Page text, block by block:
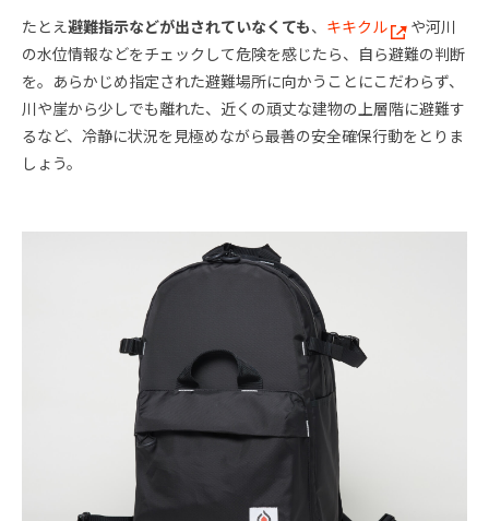
たとえ避難指示などが出されていなくても、 キキクル
や河川
の水位情報などをチェックして危険を感じたら、自ら避難の判断
を。あらかじめ指定された避難場所に向かうことにこだわらず、
川や崖から少しでも離れた、近くの頑丈な建物の上層階に避難す
るなど、冷静に状況を見極めながら最善の安全確保行動をとりま
しょう。